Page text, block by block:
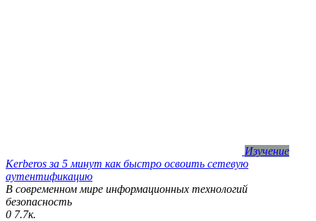
Изучение
Kerberos за 5 минут как быстро освоить сетевую
аутентификацию
В современном мире информационных технологий
безопасность
0 7.7к.